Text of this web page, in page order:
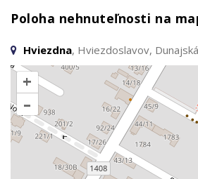
Poloha nehnuteľnosti na
Hviezdna, Hviezdoslavov,
+
–